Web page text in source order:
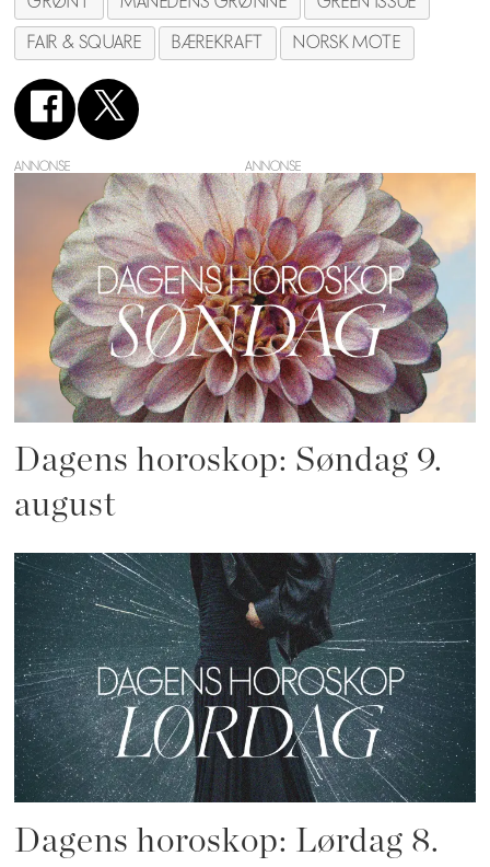
FAIR & SQUARE
BÆREKRAFT NORSK MOTE
ANNONSE
Dagens horoskop: Søndag 9.
august
Dagens horoskop: Lørdag 8.